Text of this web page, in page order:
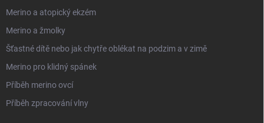
Merino a atopický ekzém
Merino a žmolky
Šťastné dítě nebo jak chytře oblékat na podzim a v zimě
Merino pro klidný spánek
Příběh merino ovcí
Příběh zpracování vlny